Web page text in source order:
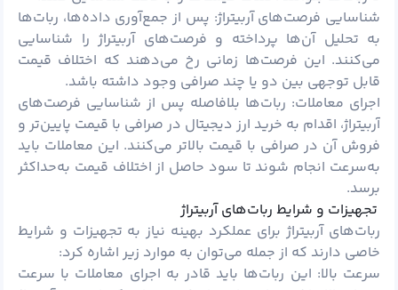
شناسایی فرصت‌های آربیتراژ: پس از جمع‌آوری داده‌ها، ربات‌ها
به تحلیل آن‌ها پرداخته و فرصت‌های آربیتراژ را شناسایی
می‌کنند. این فرصت‌ها زمانی رخ می‌دهند که اختلاف قیمت
قابل توجهی بین دو یا چند صرافی وجود داشته باشد.
اجرای معاملات: ربات‌ها بلافاصله پس از شناسایی فرصت‌های
آربیتراژ، اقدام به خرید ارز دیجیتال در صرافی با قیمت پایین‌تر و
فروش آن در صرافی با قیمت بالاتر می‌کنند. این معاملات باید
به‌سرعت انجام شوند تا سود حاصل از اختلاف قیمت به‌حداکثر
برسد.
تجهیزات و شرایط ربات‌های آربیتراژ
ربات‌های آربیتراژ برای عملکرد بهینه نیاز به تجهیزات و شرایط
خاصی دارند که از جمله می‌توان به موارد زیر اشاره کرد:
سرعت بالا: این ربات‌ها باید قادر به اجرای معاملات با سرعت